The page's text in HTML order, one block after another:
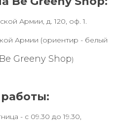
Армии, д. 120, оф. 1.
Армии (ориентир - белый
Be Greeny Shop)
- с 09.30 до 19.30,